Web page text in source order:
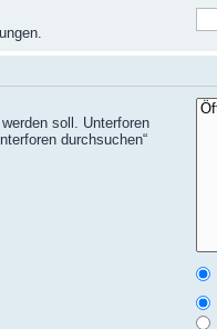
soll. Unterforen
durchsuchen“